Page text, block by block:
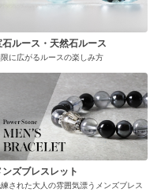
石ルース・天然石ルース
に広がるルースの楽しみ方
ンズブレスレット
された大人の雰囲気漂うメンズブレス